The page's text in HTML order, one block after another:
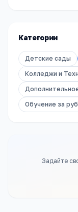
Категории
Детские сады
Колледжи и
Обучение за
Задайте